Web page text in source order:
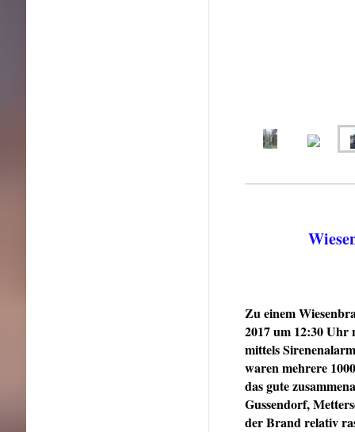
Zu einem
2017 um 12:30 Uhr
mittels
waren mehrere
das gute
Gussendorf,
der Brand relativ